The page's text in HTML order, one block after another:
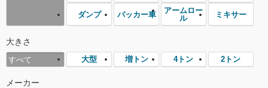
ダンプ パッカー車
アームロー
ル
ミキサー
大きさ
すべて 大型 増トン 4トン 2トン
メーカー